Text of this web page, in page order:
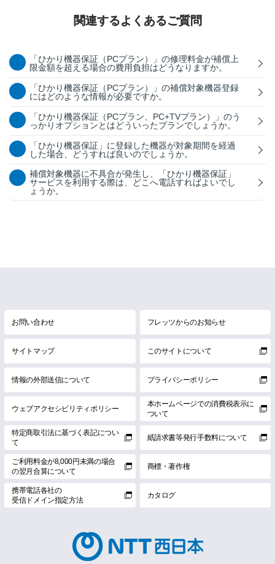
関連するよくあるご質問
「ひかり機器保証（PCプラン）」の修理料金が補償上
限金額を超える場合の費用負担はどうなりますか。
「ひかり機器保証（PCプラン）」の補償対象機器登録
にはどのような情報が必要ですか。
「ひかり機器保証（PCプラン、PC+TVプラン）」のう
っかりオプションとはどういったプランでしょうか。
「ひかり機器保証」に登録した機器が対象期間を経過
した場合、どうすれば良いのでしょうか。
補償対象機器に不具合が発生し、「ひかり機器保証」
サービスを利用する際は、どこへ電話すればよいでし
ょうか。
お問い合わせ フレッツからのお知らせ
サイトマップ このサイトについて
情報の外部送信について プライバシーポリシー
ウェブアクセシビリティポリシー
本ホームページでの消費税表示に
ついて
特定商取引法に基づく表記につい
て
紙請求書等発行手数料について
ご利用料金が8,000円未満の場合
の翌月合算について
商標・著作権
携帯電話各社の
受信ドメイン指定方法
カタログ